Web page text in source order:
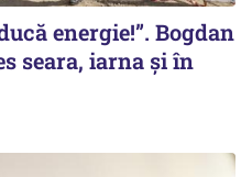
energie!”. Bogdan
seara, iarna și în